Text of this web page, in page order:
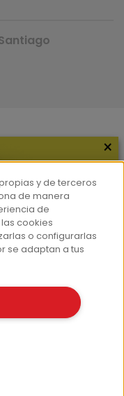
×
y de terceros
de manera
de
cookies
o configurarlas
se adaptan a tus